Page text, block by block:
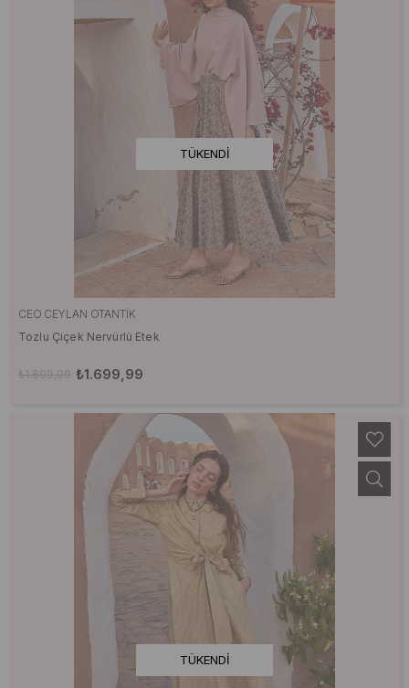
TÜKENDI
CEO CEYLAN OTANTIK
Tozlu Çiçek Nervürlü Etek
₺1.699,99
₺1.899,99
TÜKENDI